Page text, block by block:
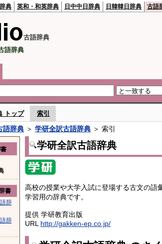
典 英和・和英辞典 日中中日辞典 日韓韓日辞典 古語
古語辞典
語辞典
トップ 索引
語辞典 ＞ 学研全訳古語辞典 ＞ 索引
学研全訳古語辞典
高校の授業や大学入試に登場する古文の語
学習用の辞典です。
提供 学研教育出版
URL http://gakken-ep.co.jp/
書
辞
辞